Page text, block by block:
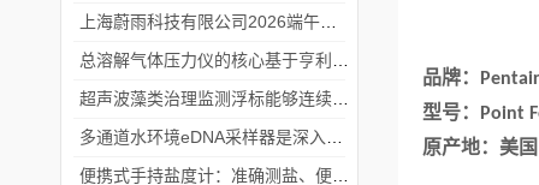
品牌： Pentair
型号： Point
原产地：美国